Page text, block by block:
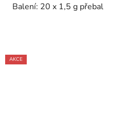
Balení: 20 x 1,5 g přebal
AKCE